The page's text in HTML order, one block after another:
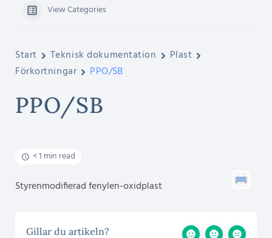
View Categories
Start Teknisk dokumentation
Plast
Förkortningar
PPO/SB
PPO/SB
< 1 min read
Styrenmodifierad fenylen-oxidplast
Gillar du artikeln?